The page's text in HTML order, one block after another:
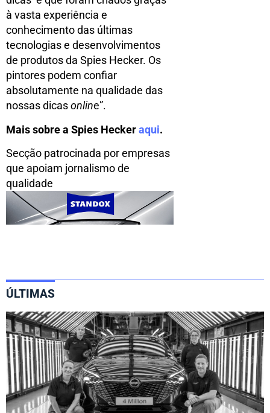
à vasta experiência e
conhecimento das últimas
tecnologias e desenvolvimentos
de produtos da Spies Hecker. Os
pintores podem confiar
absolutamente na qualidade das
nossas dicasonline”.
Mais sobre a Spies Heckeraqui.
Secção patrocinada por empresas
que apoiam jornalismo de
qualidade
ÚLTIMAS